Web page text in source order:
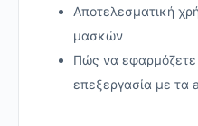
Αποτελεσματική
μασκών
Πώς να
επεξεργασία με τα